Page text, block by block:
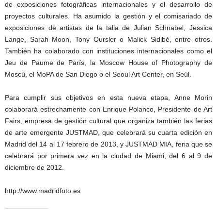
de exposiciones fotográficas internacionales y el desarrollo de
proyectos culturales. Ha asumido la gestión y el comisariado de
exposiciones de artistas de la talla de Julian Schnabel, Jessica
Lange, Sarah Moon, Tony Oursler o Malick Sidibé, entre otros.
También ha colaborado con instituciones internacionales como el
Jeu de Paume de París, la Moscow House of Photography de
Moscú, el MoPA de San Diego o el Seoul Art Center, en Seúl.
Para cumplir sus objetivos en esta nueva etapa, Anne Morin
colaborará estrechamente con Enrique Polanco, Presidente de Art
Fairs, empresa de gestión cultural que organiza también las ferias
de arte emergente JUSTMAD, que celebrará su cuarta edición en
Madrid del 14 al 17 febrero de 2013, y JUSTMAD MIA, feria que se
celebrará por primera vez en la ciudad de Miami, del 6 al 9 de
diciembre de 2012.
http://www.madridfoto.es